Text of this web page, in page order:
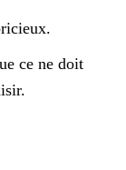
ce ne doit